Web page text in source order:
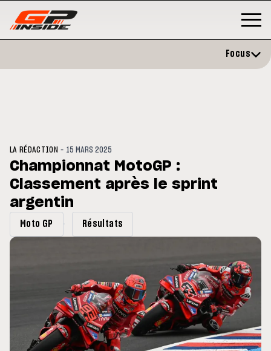
: Horaires et
du GP de Grande-
MOTO GP
Focus
LA RÉDACTION - 15 MARS 2025
Championnat MotoGP :
Classement après le sprint
argentin
Moto GP Résultats